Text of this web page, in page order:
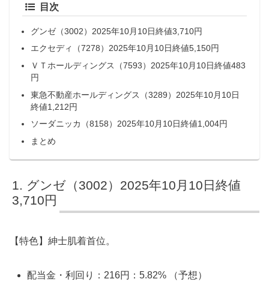
目次
グンゼ（3002）2025年10月10日終値3,710円
エクセディ（7278）2025年10月10日終値5,150円
ＶＴホールディングス（7593）2025年10月10日終値483
円
東急不動産ホールディングス（3289）2025年10月10日
終値1,212円
ソーダニッカ（8158）2025年10月10日終値1,004円
まとめ
グンゼ（3002）2025年10月10日終値
3,710円
【特色】紳士肌着首位。
配当金・利回り：216円：5.82% （予想）